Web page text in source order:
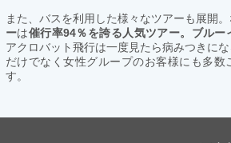
また、バスを利用した様々なツアーも展開
ーは催行率94％を誇る人気ツアー。ブルー
アクロバット飛行は一度見たら病みつきに
だけでなく女性グループのお客様にも多数
す。